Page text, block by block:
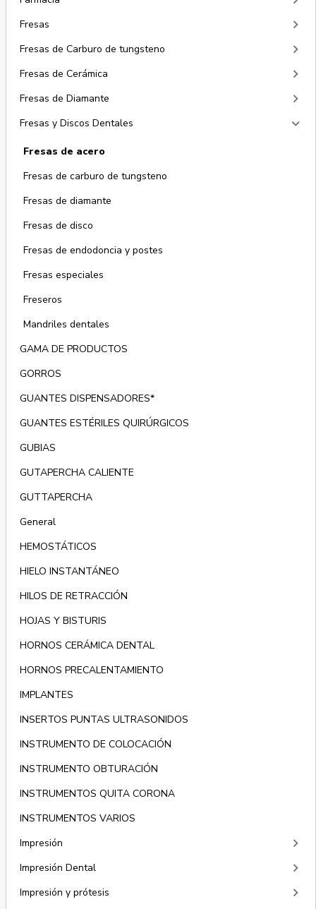
Fresas keyboard_arrow_right
Fresas de Carburo de tungsteno keyboard_arrow_right
Fresas de Cerámica keyboard_arrow_right
Fresas de Diamante keyboard_arrow_right
Fresas y Discos Dentales keyboard_arrow_right
Fresas de acero
Fresas de carburo de tungsteno
Fresas de diamante
Fresas de disco
Fresas de endodoncia y postes
Fresas especiales
Freseros
Mandriles dentales
GAMA DE PRODUCTOS
GORROS
GUANTES DISPENSADORES*
GUANTES ESTÉRILES QUIRÚRGICOS
GUBIAS
GUTAPERCHA CALIENTE
GUTTAPERCHA
General
HEMOSTÁTICOS
HIELO INSTANTÁNEO
HILOS DE RETRACCIÓN
HOJAS Y BISTURIS
HORNOS CERÁMICA DENTAL
HORNOS PRECALENTAMIENTO
IMPLANTES
INSERTOS PUNTAS ULTRASONIDOS
INSTRUMENTO DE COLOCACIÓN
INSTRUMENTO OBTURACIÓN
INSTRUMENTOS QUITA CORONA
INSTRUMENTOS VARIOS
Impresión
keyboard_arrow_right
Impresión Dental keyboard_arrow_right
Impresión y prótesis keyboard_arrow_right